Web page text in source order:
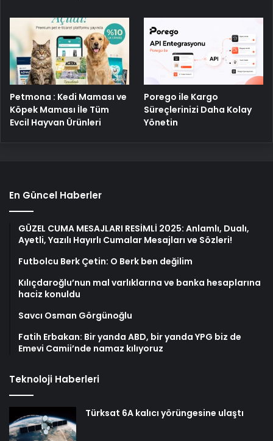
Petmona : Kedi Maması ve
Köpek Maması İle Tüm
Evcil Hayvan Ürünleri
Porego ile Kargo
Süreçlerinizi Daha Kolay
Yönetin
En Güncel Haberler
GÜZEL CUMA MESAJLARI RESİMLİ 2025: Anlamlı, Dualı,
Ayetli, Yazılı Hayırlı Cumalar Mesajları ve Sözleri!
Futbolcu Berk Çetin: O Berk ben değilim
Kılıçdaroğlu’nun mal varlıklarına ve banka hesaplarına
haciz konuldu
Savcı Osman Görgünoğlu
Fatih Erbakan: Bir yanda ABD, bir yanda YPG biz de
Emevi Camii’nde namaz kılıyoruz
Teknoloji Haberleri
Türksat 6A kalıcı yörüngesine ulaştı